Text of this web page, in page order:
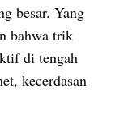
besar. Yang
bahwa trik
di tengah
kecerdasan